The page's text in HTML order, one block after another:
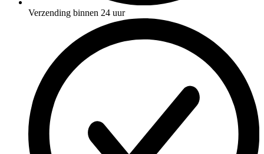
Verzending binnen 24 uur